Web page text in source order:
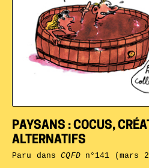
PAYSANS : COCUS,
ALTERNATIFS
Paru dansCQFDn°141 (mars